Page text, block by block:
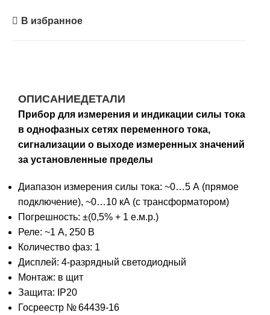
В избранное
ОПИСАНИЕДЕТАЛИ
Прибор для измерения и индикации силы тока
в однофазных сетях переменного тока,
сигнализации о выходе измеренных значений
за установленные пределы
Диапазон измерения силы тока: ~0…5 А (прямое
подключение), ~0…10 кА (с трансформатором)
Погрешность: ±(0,5% + 1 е.м.р.)
Реле: ~1 A, 250 B
Количество фаз: 1
Дисплей: 4-разрядный светодиодный
Монтаж: в щит
Защита: IP20
Госреестр № 64439-16